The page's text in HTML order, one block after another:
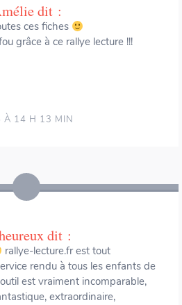
dit :
ces fiches
grâce à ce rallye lecture !!!
À 14 H 13 MIN
dit :
rallye-lecture.fr est tout
rendu à tous les enfants de
est vraiment incomparable,
extraordinaire,